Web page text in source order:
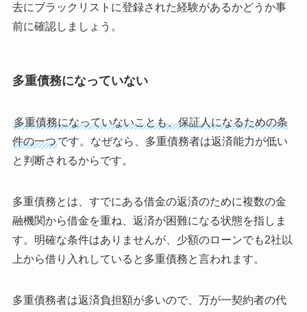
去にブラックリストに登録された経験があるかどうか事
前に確認しましょう。
多重債務になっていない
多重債務になっていないことも、保証人になるための条
件の一つです。なぜなら、多重債務者は返済能力が低い
と判断されるからです。
多重債務とは、すでにある借金の返済のために複数の金
融機関から借金を重ね、返済が困難になる状態を指しま
す。明確な条件はありませんが、少額のローンでも2社以
上から借り入れしていると多重債務と言われます。
多重債務者は返済負担額が多いので、万が一契約者の代